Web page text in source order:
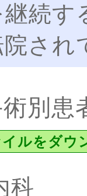
続す
され
別患
ルをダウ
科